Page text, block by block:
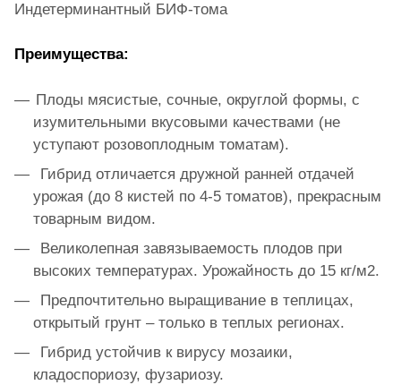
Индетерминантный БИФ-тома
Преимущества:
Плоды мясистые, сочные, округлой формы, с
изумительными вкусовыми качествами (не
уступают розовоплодным томатам).
Гибрид отличается дружной ранней отдачей
урожая (до 8 кистей по 4-5 томатов), прекрасным
товарным видом.
Великолепная завязываемость плодов при
высоких температурах. Урожайность до 15 кг/м2.
Предпочтительно выращивание в теплицах,
открытый грунт – только в теплых регионах.
Гибрид устойчив к вирусу мозаики,
кладоспориозу, фузариозу.